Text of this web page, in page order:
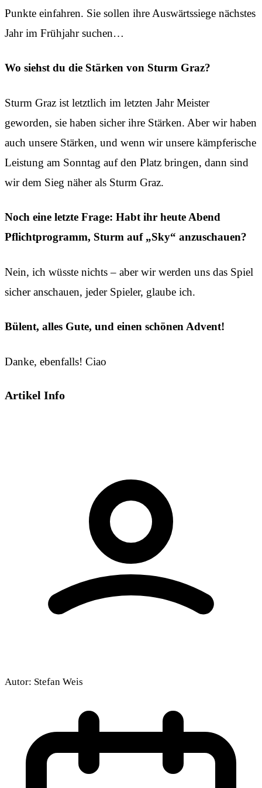
Punkte einfahren. Sie sollen ihre Auswärtssiege nächstes
Jahr im Frühjahr suchen…
Wo siehst du die Stärken von Sturm Graz?
Sturm Graz ist letztlich im letzten Jahr Meister
geworden, sie haben sicher ihre Stärken. Aber wir haben
auch unsere Stärken, und wenn wir unsere kämpferische
Leistung am Sonntag auf den Platz bringen, dann sind
wir dem Sieg näher als Sturm Graz.
Noch eine letzte Frage: Habt ihr heute Abend
Pflichtprogramm, Sturm auf „Sky“ anzuschauen?
Nein, ich wüsste nichts – aber wir werden uns das Spiel
sicher anschauen, jeder Spieler, glaube ich.
Bülent, alles Gute, und einen schönen Advent!
Danke, ebenfalls! Ciao
Artikel Info
Autor: Stefan Weis